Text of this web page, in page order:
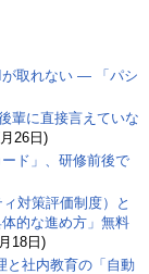
が取れない ― 「パシ
輩に直接言えていな
26日)
ド」、研修前後で
対策評価制度）と
的な進め方」無料
18日)
と社内教育の「自動